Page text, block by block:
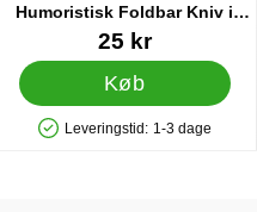
Humoristisk Foldbar Kniv i
Plast
Varenr 8920325 kr
Køb
Produkttilgængelighed: På lager
Leveringstid: 1-3 dage